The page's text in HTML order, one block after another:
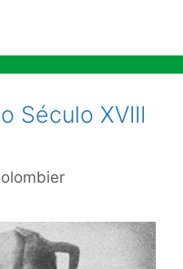
Século XVIII